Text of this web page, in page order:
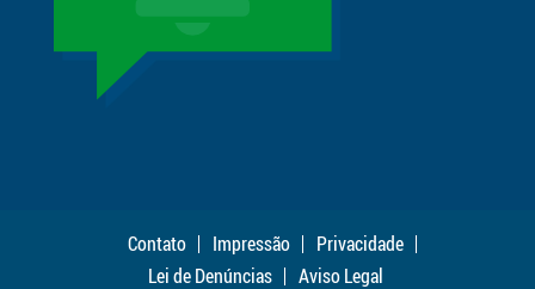
Contato Impressão
Privacidade
Lei de Denúncias
Aviso Legal